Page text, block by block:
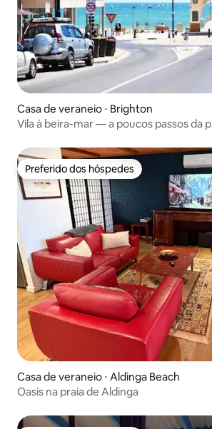
Casa de veraneio ⋅ Brighton
Vila à beira-mar — a poucos passos da
Preferido dos hóspedes
Preferido dos hóspedes
Casa de veraneio ⋅ Aldinga Beach
Oasis na praia de Aldinga